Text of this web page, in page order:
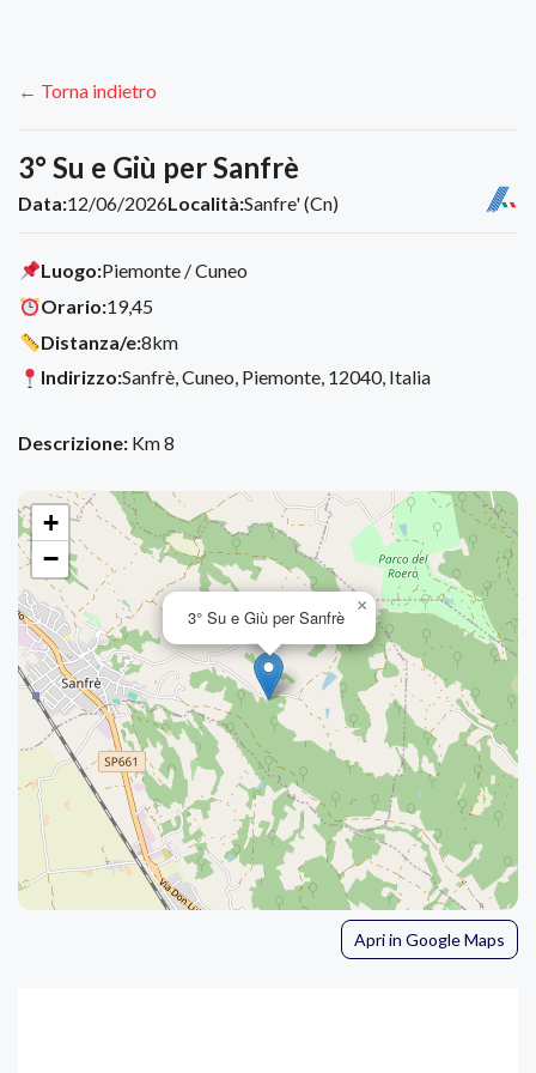
← Torna indietro
3° Su e Giù per Sanfrè
Data:12/06/2026Località:Sanfre' (Cn)
Luogo:Piemonte / Cuneo
Orario:19,45
Distanza/e:8km
Indirizzo:Sanfrè, Cuneo, Piemonte, 12040, Italia
Descrizione: Km 8
3° Su e Giù per Sanfrè
×
+
−
Apri in Google Maps